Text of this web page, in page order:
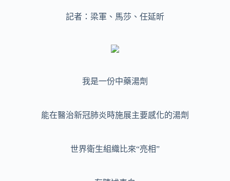
記者：梁軍、馬莎、任延昕
我是一份中藥湯劑
能在醫治新冠肺炎時施展主要感化的湯劑
世界衛生組織比來“亮相”